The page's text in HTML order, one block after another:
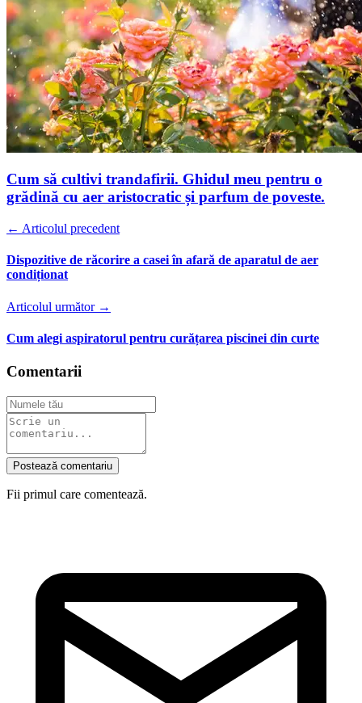
Cum să cultivi trandafirii. Ghidul meu pentru o
grădină cu aer aristocratic și parfum de poveste.
← Articolul precedent
Dispozitive de răcorire a casei în afară de aparatul de aer
condiționat
Articolul următor →
Cum alegi aspiratorul pentru curățarea piscinei din curte
Comentarii
Postează comentariu
Fii primul care comentează.